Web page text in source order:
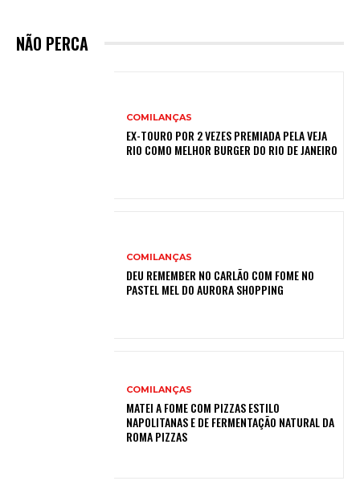
NÃO PERCA
COMILANÇAS
EX-TOURO POR 2 VEZES PREMIADA PELA VEJA
RIO COMO MELHOR BURGER DO RIO DE JANEIRO
COMILANÇAS
DEU REMEMBER NO CARLÃO COM FOME NO
PASTEL MEL DO AURORA SHOPPING
COMILANÇAS
MATEI A FOME COM PIZZAS ESTILO
NAPOLITANAS E DE FERMENTAÇÃO NATURAL DA
ROMA PIZZAS